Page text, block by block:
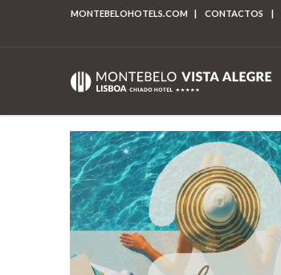
MONTEBELOHOTELS.COM | CONTACTOS |